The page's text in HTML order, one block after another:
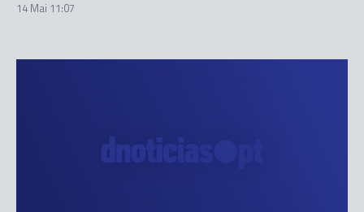
14 Mai 11:07